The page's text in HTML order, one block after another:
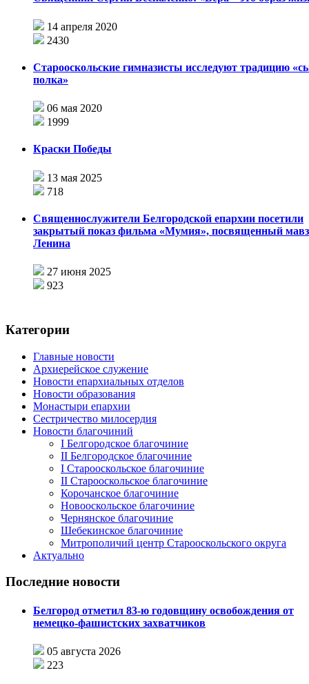
14 апреля 2020
2430
Старооскольские гимназисты исследуют традицию
полка»
06 мая 2020
1999
Краски Победы
13 мая 2025
718
Священнослужители Белгородской епархии посетили
закрытый показ фильма «Мумия», посвященный
Ленина
27 июня 2025
923
Категории
Главные новости
Архиерейское служение
Новости епархиальных отделов
Новости образования
Монастыри епархии
Сестричество милосердия
Новости благочиний
I Белгородское благочиние
II Белгородское благочиние
I Старооскольское благочиние
II Старооскольское благочиние
Корочанское благочиние
Новооскольское благочиние
Чернянское благочиние
Шебекинское благочиние
Митрополичий центр Старооскольского округа
Актуально
Последние новости
Белгород отметил 83-ю годовщину освобождения от
немецко-фашистских захватчиков
05 августа 2026
223